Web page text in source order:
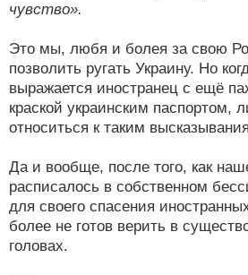
чувство».
Это мы, любя и болея за свою
позволить ругать Украину. Но
выражается иностранец с ещё
краской украинским паспортом,
относиться к таким
Да и вообще, после того, как
расписалось в собственном
для своего спасения
более не готов верить в
головах.